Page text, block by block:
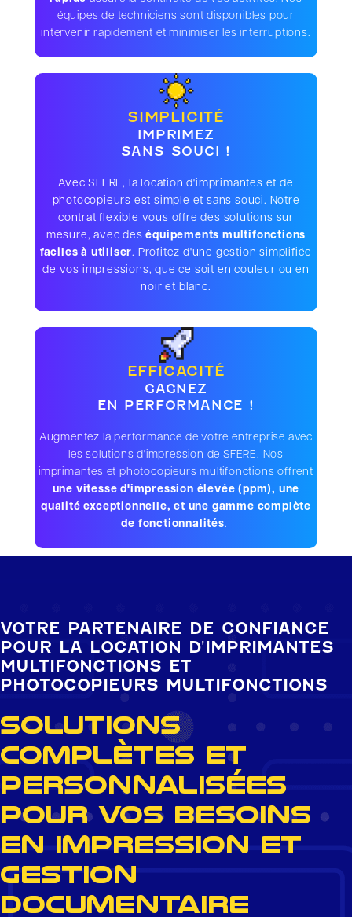
équipes de techniciens sont disponibles pour
intervenir rapidement et minimiser les interruptions.
SIMPLICITÉ
IMPRIMEZ
SANS SOUCI !
Avec SFERE, la location d'imprimantes et de
photocopieurs est simple et sans souci. Notre
contrat flexible vous offre des solutions sur
mesure, avec deséquipements multifonctions
faciles à utiliser. Profitez d'une gestion simplifiée
de vos impressions, que ce soit en couleur ou en
noir et blanc.
EFFICACITÉ
GAGNEZ
EN PERFORMANCE !
Augmentez la performance de votre entreprise avec
les solutions d'impression de SFERE. Nos
imprimantes et photocopieurs multifonctions offrent
une vitesse d'impression élevée (ppm), une
qualité exceptionnelle, et une gamme complète
de fonctionnalités.
VOTRE PARTENAIRE DE CONFIANCE
POUR LA LOCATION D'IMPRIMANTES
MULTIFONCTIONS ET
PHOTOCOPIEURS MULTIFONCTIONS
Solutions
complètes et
personnalisées
pour vos besoins
en impression et
gestion
documentaire